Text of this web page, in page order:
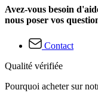
Avez-vous besoin
nous poser vos
Contact
Qualité vérifiée
Pourquoi acheter sur